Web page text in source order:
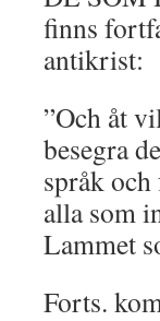
finns
antikrist:
”Och åt
besegra
språk
alla som
Lammet
Forts.